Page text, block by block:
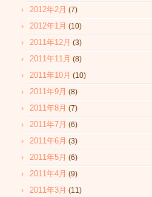
2012年2月 (7)
2012年1月 (10)
2011年12月 (3)
2011年11月 (8)
2011年10月 (10)
2011年9月 (8)
2011年8月 (7)
2011年7月 (6)
2011年6月 (3)
2011年5月 (6)
2011年4月 (9)
2011年3月 (11)